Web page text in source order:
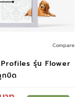
Compare
Profiles รุ่น Flower
กบิด